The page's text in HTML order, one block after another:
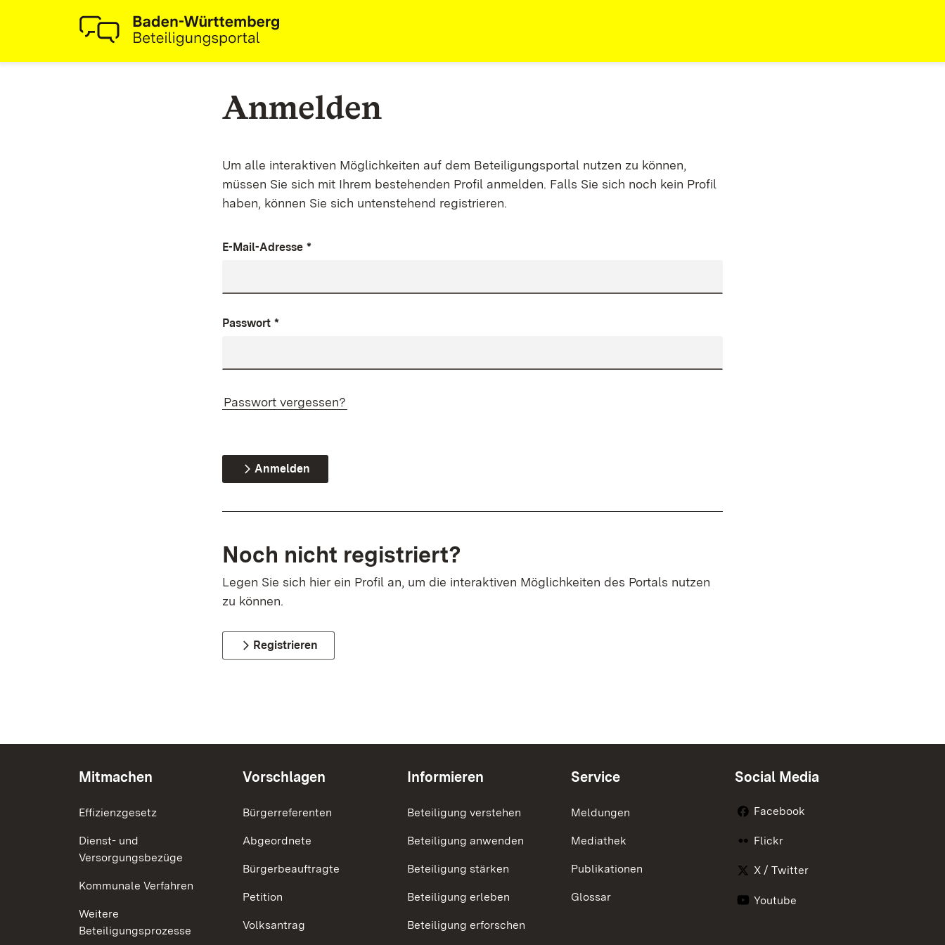
Anmelden
Um alle interaktiven Möglichkeiten auf dem Beteiligungsportal nutzen zu können,
müssen Sie sich mit Ihrem bestehenden Profil anmelden. Falls Sie sich noch kein Profil
haben, können Sie sich untenstehend registrieren.
E-Mail-Adresse *
Passwort *
Passwort vergessen?
Anmelden
Noch nicht registriert?
Legen Sie sich hier ein Profil an, um die interaktiven Möglichkeiten des Portals nutzen
zu können.
Registrieren
Mitmachen
Effizienzgesetz
Dienst- und
Versorgungsbezüge
Kommunale Verfahren
Weitere
Beteiligungsprozesse
Vorschlagen
Bürgerreferenten
Abgeordnete
Bürgerbeauftragte
Petition
Volksantrag
Informieren
Beteiligung verstehen
Beteiligung anwenden
Beteiligung stärken
Beteiligung erleben
Beteiligung erforschen
Service
Meldungen
Mediathek
Publikationen
Glossar
Social Media
Facebook
Flickr
X / Twitter
Youtube